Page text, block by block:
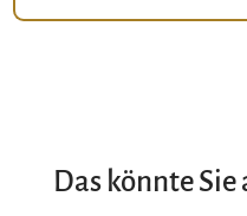
Das könnte